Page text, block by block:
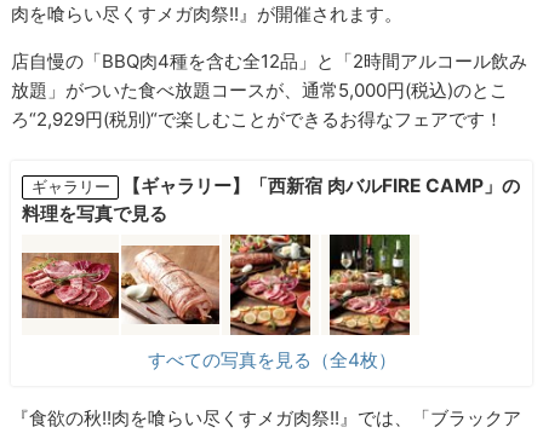
肉を喰らい尽くすメガ肉祭!!』が開催されます。
店自慢の「BBQ肉4種を含む全12品」と「2時間アルコール飲み
放題」がついた食べ放題コースが、通常5,000円(税込)のとこ
ろ“2,929円(税別)“で楽しむことができるお得なフェアです！
ギャラリー
【ギャラリー】「西新宿 肉バルFIRE CAMP」の
料理を写真で見る
すべての写真を見る（全4枚）
『食欲の秋!!肉を喰らい尽くすメガ肉祭!!』では、「ブラックア